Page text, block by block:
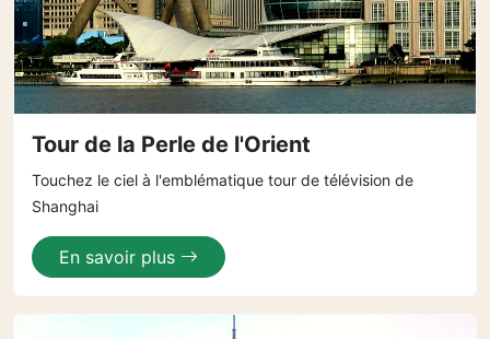
Tour de la Perle de l'Orient
Touchez le ciel à l'emblématique tour de télévision de
Shanghai
En savoir plus